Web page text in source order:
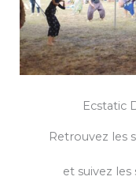
Ecstatic
Retrouvez les
et suivez les